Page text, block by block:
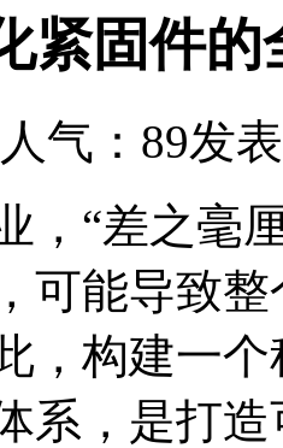
紧固件
人气： 89发
，“差之毫
可能导致
，构建一
系，是打